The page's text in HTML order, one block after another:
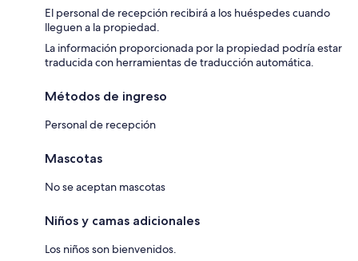
El personal de recepción recibirá a los huéspedes cuando
lleguen a la propiedad.
La información proporcionada por la propiedad podría estar
traducida con herramientas de traducción automática.
Métodos de ingreso
Personal de recepción
Mascotas
No se aceptan mascotas
Niños y camas adicionales
Los niños son bienvenidos.